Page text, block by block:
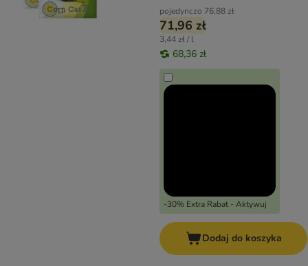
pojedynczo 76,88 zł
71,96 zł
3,44 zł / l
68,36 zł
-30% Extra Rabat - Aktywuj
Dodaj do koszyka